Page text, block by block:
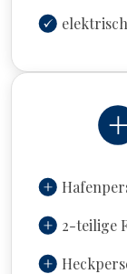
2-teilige